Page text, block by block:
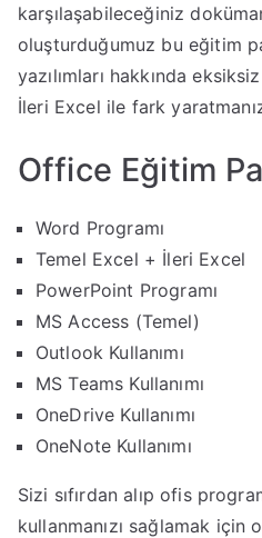
karşılaşabileceğiniz
oluşturduğumuz bu eğitim
yazılımları hakkında
İleri Excel ile fark
Office Eğitim
Word Programı
Temel Excel + İleri Excel
PowerPoint Programı
MS Access (Temel)
Outlook Kullanımı
MS Teams Kullanımı
OneDrive Kullanımı
OneNote Kullanımı
Sizi sıfırdan alıp ofis
kullanmanızı sağlamak